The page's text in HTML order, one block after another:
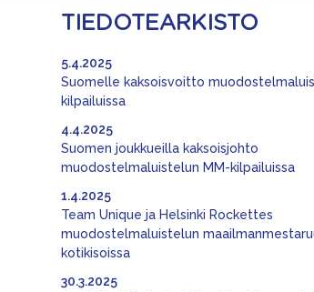
TIEDOTEARKISTO
Suomelle kaksoisvoitto
kilpailuissa
5.4.2025
Suomen joukkueilla kaksoisjohto
muodostelmaluistelun MM-kilpailuissa
4.4.2025
Team Unique ja Helsinki Rockettes
muodostelmaluistelun
kotikisoissa
1.4.2025
30.3.2025